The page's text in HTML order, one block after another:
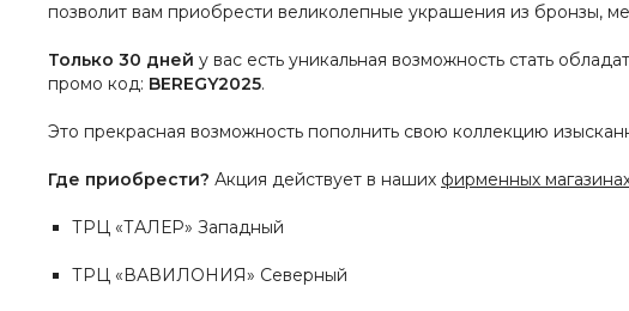
позволит вам приобрести великолепные украшения из бронзы,
Только 30 дней у вас есть уникальная возможность стать
промо код: BEREGY2025.
Это прекрасная возможность пополнить свою коллекцию
Где приобрести? Акция действует в наших фирменных
ТРЦ «ТАЛЕР» Западный
ТРЦ «ВАВИЛОНИЯ» Северный